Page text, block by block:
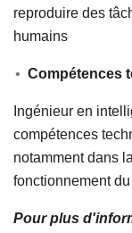
reproduire des
humains
Compétences
Ingénieur en
compétences
notamment dans
fonctionnement
Pour plus